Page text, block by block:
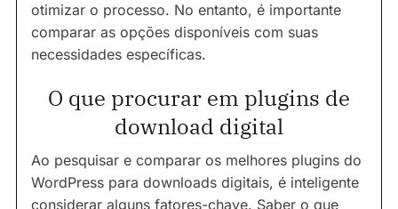
otimizar o processo. No entanto, é importante
comparar as opções disponíveis com suas
necessidades específicas.
O que procurar em plugins de
download digital
Ao pesquisar e comparar os melhores plugins do
WordPress para downloads digitais, é inteligente
considerar alguns fatores-chave. Saber o que